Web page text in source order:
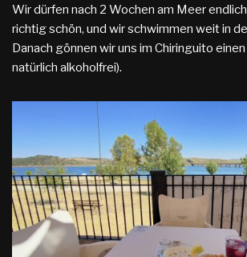
Wir dürfen nach 2 Wochen am Meer
richtig schön, und wir schwimmen weit in
Danach gönnen wir uns im Chiringuito
natürlich alkoholfrei).